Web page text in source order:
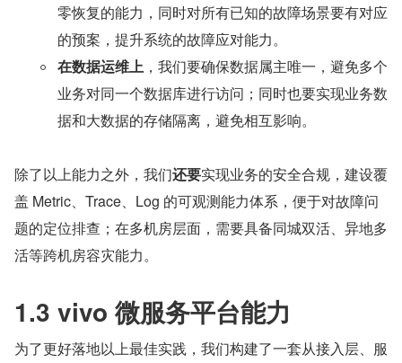
零恢复的能力，同时对所有已知的故障场景要有对应
的预案，提升系统的故障应对能力。
在数据运维上 ，我们要确保数据属主唯一，避免多个
业务对同一个数据库进行访问；同时也要实现业务数
据和大数据的存储隔离，避免相互影响。
除了以上能力之外，我们还要实现业务的安全合规，建设覆
盖 Metric、Trace、Log 的可观测能力体系，便于对故障问
题的定位排查；在多机房层面，需要具备同城双活、异地多
活等跨机房容灾能力。
1.3 vivo 微服务平台能力
为了更好落地以上最佳实践，我们构建了一套从接入层、服